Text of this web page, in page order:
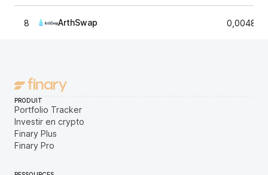
8 ArthSwap
PRODUIT
Portfolio Tracker
Investir en crypto
Finary Plus
Finary Pro